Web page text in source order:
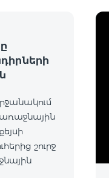
առաջնային
շուրջ